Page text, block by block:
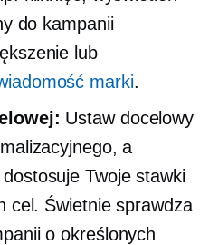
do kampanii
lub
marki.
Ustaw docelowy
a
Twoje stawki
cel. Świetnie sprawdza
o określonych